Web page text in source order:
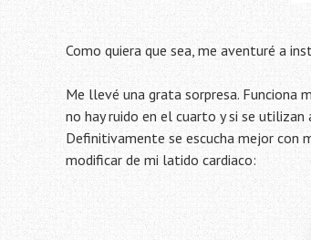
Como quiera que sea, me aventuré a
Me llevé una grata sorpresa. Funciona
no hay ruido en el cuarto y si se
Definitivamente se escucha mejor con
modificar de mi latido cardiaco: